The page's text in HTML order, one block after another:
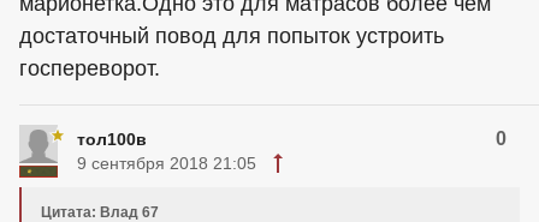
достаточный повод для попыток устроить
госпереворот.
тол100в 0
9 сентября 2018 21:05
Цитата: Влад 67